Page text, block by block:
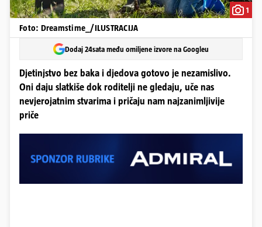
1
Foto: Dreamstime_/ILUSTRACIJA
Dodaj 24sata među omiljene izvore na Googleu
Djetinjstvo bez baka i djedova gotovo je nezamislivo.
Oni daju slatkiše dok roditelji ne gledaju, uče nas
nevjerojatnim stvarima i pričaju nam najzanimljivije
priče